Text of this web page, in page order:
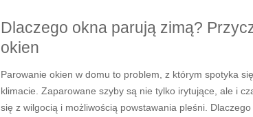
Dlaczego okna parują zimą?
okien
Parowanie okien w domu to problem, z którym spotyka
klimacie. Zaparowane szyby są nie tylko irytujące, ale i
się z wilgocią i możliwością powstawania pleśni.